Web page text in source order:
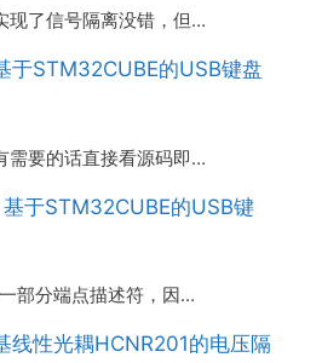
现了信号隔离没错，但…
于STM32CUBE的USB键盘
需要的话直接看源码即…
基于STM32CUBE的USB键
部分端点描述符，因…
线性光耦HCNR201的电压隔